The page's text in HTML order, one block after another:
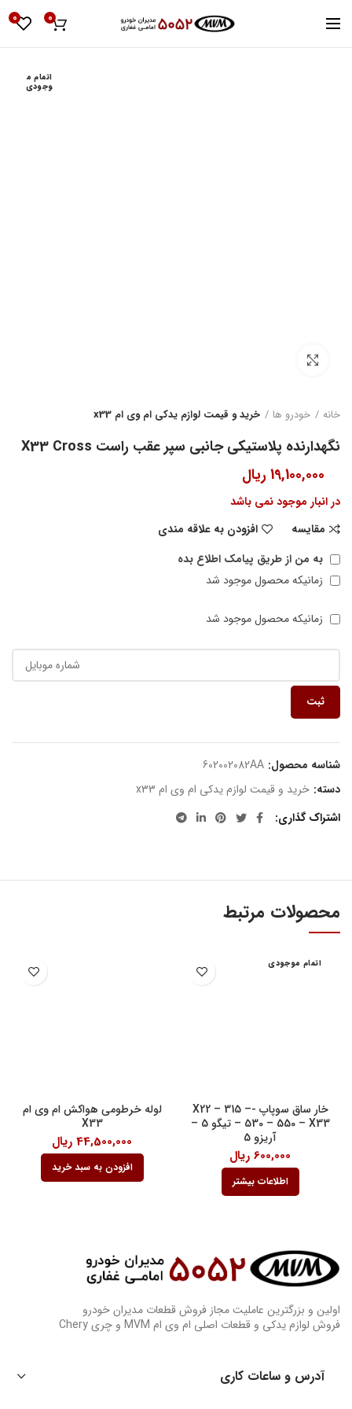
0
0
اتمام م
وجودی
خانه خودرو ها خرید و قیمت لوازم یدکی ام وی ام x33
نگهدارنده پلاستیکی جانبی سپر عقب راست X33 Cross
19,100,000 ریال
در انبار موجود نمی باشد
مقایسه
افزودن به علاقه مندی
به من از طریق پیامک اطلاع بده
زمانیکه محصول موجود شد
زمانیکه محصول موجود شد
ثبت
شناسه محصول: 602002082AA
دسته: خرید و قیمت لوازم یدکی ام وی ام x33
اشتراک گذاری
محصولات مرتبط
اتمام موجودی
خار ساق سوپاپ -X22 – 315 –
530 – 550 – X33 – تیگو 5 –
آریزو 5
600,000 ریال
اطلاعات بیشتر
لوله خرطومی هواکش ام وی ام
X33
44,500,000 ریال
افزودن به سبد خرید
اولین و بزرگترین عاملیت مجاز فروش قطعات مدیران خودرو
فروش لوازم یدکی و قطعات اصلی ام وی ام MVM و چری Chery
آدرس و ساعات کاری